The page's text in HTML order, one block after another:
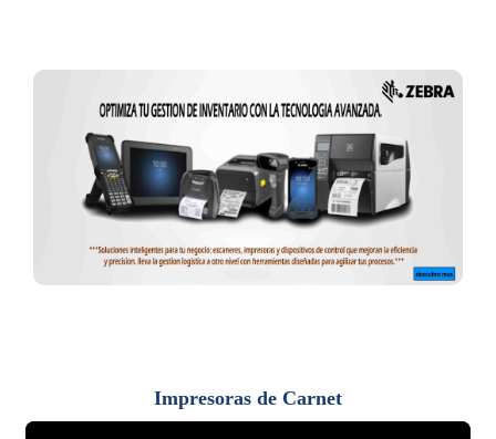
Impresoras de Carnet